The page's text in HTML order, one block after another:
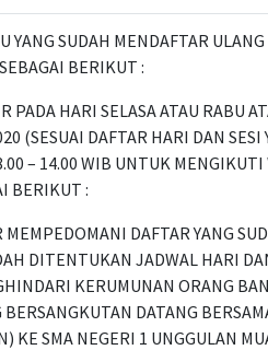
YANG SUDAH MENDAFTAR
BERIKUT :
PADA HARI SELASA ATAU RABU
(SESUAI DAFTAR HARI DAN SESI
– 14.00 WIB UNTUK MENGIKUTI
BERIKUT :
DAFTAR YANG
DITENTUKAN JADWAL HARI
KERUMUNAN ORANG
DATANG
KE SMA NEGERI 1 UNGGULAN